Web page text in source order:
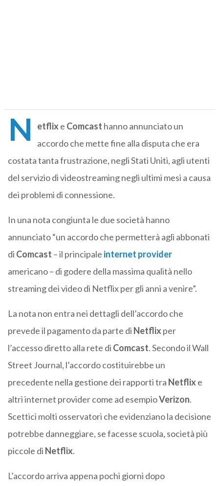
N etflixe Comcast hanno annunciato un
accordo che mette fine alla disputa che era
costata tanta frustrazione, negli Stati Uniti, agli utenti
del servizio di videostreaming negli ultimi mesi a causa
dei problemi di connessione.
In una nota congiunta le due società hanno
annunciato “un accordo che permetterà agli abbonati
di Comcast – il principale internet provider
americano – di godere della massima qualità nello
streaming dei video di Netflix per gli anni a venire”.
La nota non entra nei dettagli dell’accordo che
prevede il pagamento da parte di Netflixper
l’accesso diretto alla rete di Comcast. Secondo il Wall
Street Journal, l’accordo costituirebbe un
precedente nella gestione dei rapporti tra Netflixe
altri internet provider come ad esempioVerizon.
Scettici molti osservatori che evidenziano la decisione
potrebbe danneggiare, se facesse scuola, società più
piccole di Netflix.
L’accordo arriva appena pochi giorni dopo